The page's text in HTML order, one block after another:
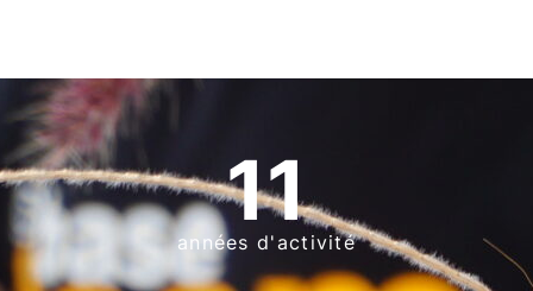
années d'activité
11